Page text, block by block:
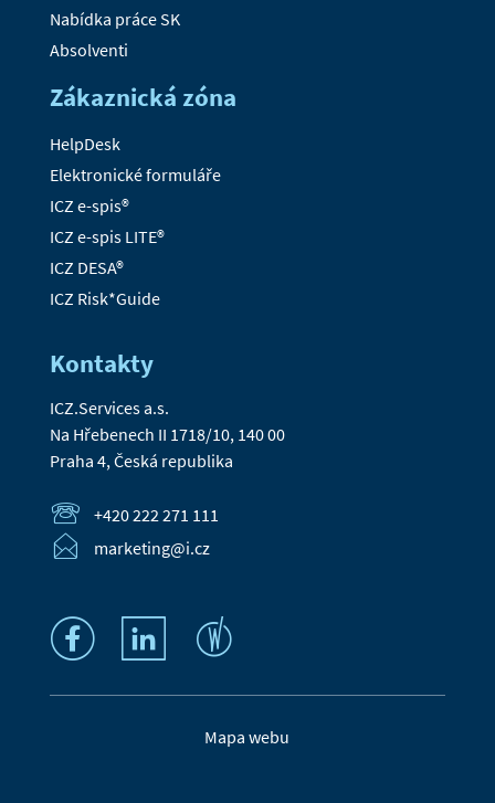
Nabídka práce SK
Absolventi
Zákaznická zóna
HelpDesk
Elektronické formuláře
ICZ e-spis®
ICZ e-spis LITE®
ICZ DESA®
ICZ Risk*Guide
Kontakty
ICZ.Services a.s.
Na Hřebenech II 1718/10, 140 00
Praha 4, Česká republika
+420 222 271 111
marketing@i.cz
Mapa webu